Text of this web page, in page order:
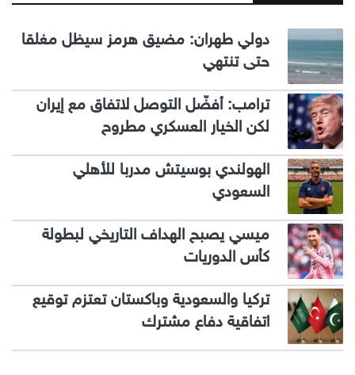
دولي طهران: مضيق هرمز سيظل مغلقا
حتى تنتهي
ترامب: أفضّل التوصل لاتفاق مع إيران
لكن الخيار العسكري مطروح
الهولندي بوسيتش مدربا للأهلي
السعودي
ميسي يصبح الهداف التاريخي لبطولة
كأس الدوريات
تركيا والسعودية وباكستان تعتزم توقيع
اتفاقية دفاع مشترك